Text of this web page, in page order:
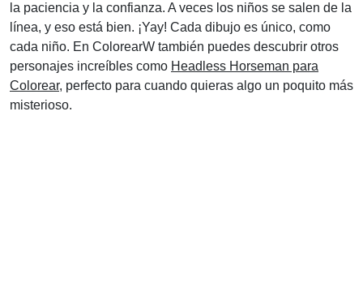
la paciencia y la confianza. A veces los niños se salen de la
línea, y eso está bien. ¡Yay! Cada dibujo es único, como
cada niño. En ColorearW también puedes descubrir otros
personajes increíbles como Headless Horseman para
Colorear, perfecto para cuando quieras algo un poquito más
misterioso.